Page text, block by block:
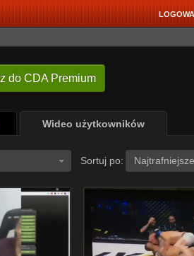
do CDA Premium
Wideo użytkowników
Sortuj po: Najtrafniejsze